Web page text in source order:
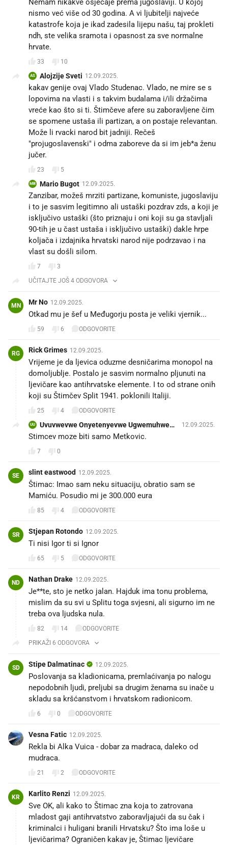
Nemam nikakve osjećaje prema jugoslaviji. U kojoj
nismo već više od 30 godina. A vi ljubitelji najveće
katastrofe koja je ikad zadesila lijepu našu, taj prokleti
ndh, ste velika sramota i opasnost za sve normalne
hrvate.
33 10
AS Alojzije Sveti 12.09.2025.
kakav genije ovaj Vlado Studenac. Vlado, ne mire se s
lopovima na vlasti i s takvim budalama i/ili držačima
vreće kao što si ti. Štimčeve afere su zaboravljene čim
se spomene ustaša ili partizan, a on postaje relevantan.
Može li rvacki narod bit jadniji. Rečeš
"projugoslavenski" i odma zaboreve da si im jeb*a ženu
jučer.
23 5
MB Mario Bugot 12.09.2025.
Zanzibar, možeš mrziti partizane, komuniste, jugoslaviju
i to je sasvim legitimno ali ustaški pozdrav zds, a koji je
isključivo ustaški (što priznaju i oni koji su ga stavljali
90-tih je u čast ustaša i isključivo ustaški) dakle hrpe
koljača i izdajnika hrvatski narod nije podrzavao i na
vlast su došli silom.
7
3
UČITAJTE JOŠ 4 ODGOVORA
MN Mr No 12.09.2025.
Otkad mu je šef u Međugorju posta je veliki vjernik...
59 6 ODGOVORITE
RG Rick Grimes 12.09.2025.
Vrijeme je da ljevica oduzme desničarima monopol na
domoljublje. Postalo je sasvim normalno pljunuti na
ljevičare kao antihrvatske elemente. I to od strane onih
koji su Štimčev Split 1941. poklonili Italiji.
25 4 ODGOVORITE
UU
Uvuvwevwe Onyetenyevwe Ugwemuhwem
12.09.2025.
Stimcev moze biti samo Metkovic.
7 0
SE slint eastwood 12.09.2025.
Štimac: Imao sam neku situaciju, obratio sam se
Mamiću. Posudio mi je 300.000 eura
85 4 ODGOVORITE
SR Stjepan Rotondo 12.09.2025.
Ti nisi Igor ti si Ignor
65 5 ODGOVORITE
ND Nathan Drake 12.09.2025.
Je**te, sto je netko jalan. Hajduk ima tonu problema,
mislim da su svi u Splitu toga svjesni, ali sigurno im ne
treba ova ljudska nula.
82 14
ODGOVORITE
PRIKAŽI 6 ODGOVORA
SD Stipe Dalmatinac 12.09.2025.
Poslovanja sa kladionicama, premlaćivanja po nalogu
nepodobnih ljudi, preljubi sa drugim ženama su inače u
skladu sa kršćanstvom i hrvatskom radionicom.
6 0 ODGOVORITE
Vesna Fatic 12.09.2025.
Rekla bi Alka Vuica - dobar za madraca, daleko od
mudraca.
21 2 ODGOVORITE
KR Karlito Renzi 12.09.2025.
Sve OK, ali kako to Štimac zna koja to zatrovana
mladost gaji antihrvatstvo zaboravljajući da su čak i
kriminalci i huligani branili Hrvatsku? Što ima loše u
ljevičarima? Ograničen kakav je, Štimac ljevičare